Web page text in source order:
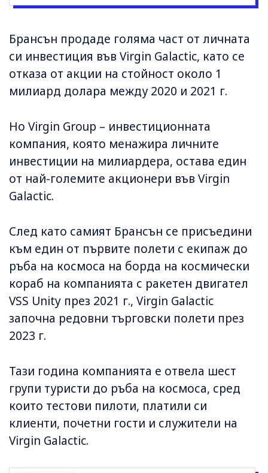
Брансън продаде голяма част от личната
си инвестиция във Virgin Galactic, като се
отказа от акции на стойност около 1
милиард долара между 2020 и 2021 г.
Но Virgin Group – инвестиционната
компания, която менажира личните
инвестиции на милиардера, остава един
от най-големите акционери във Virgin
Galactic.
След като самият Брансън се присъедини
към един от първите полети с екипаж до
ръба на космоса на борда на космически
кораб на компанията с ракетен двигател
VSS Unity през 2021 г., Virgin Galactic
започна редовни търговски полети през
2023 г.
Тази година компанията е отвела шест
групи туристи до ръба на космоса, сред
които тестови пилоти, платили си
клиенти, почетни гости и служители на
Virgin Galactic.